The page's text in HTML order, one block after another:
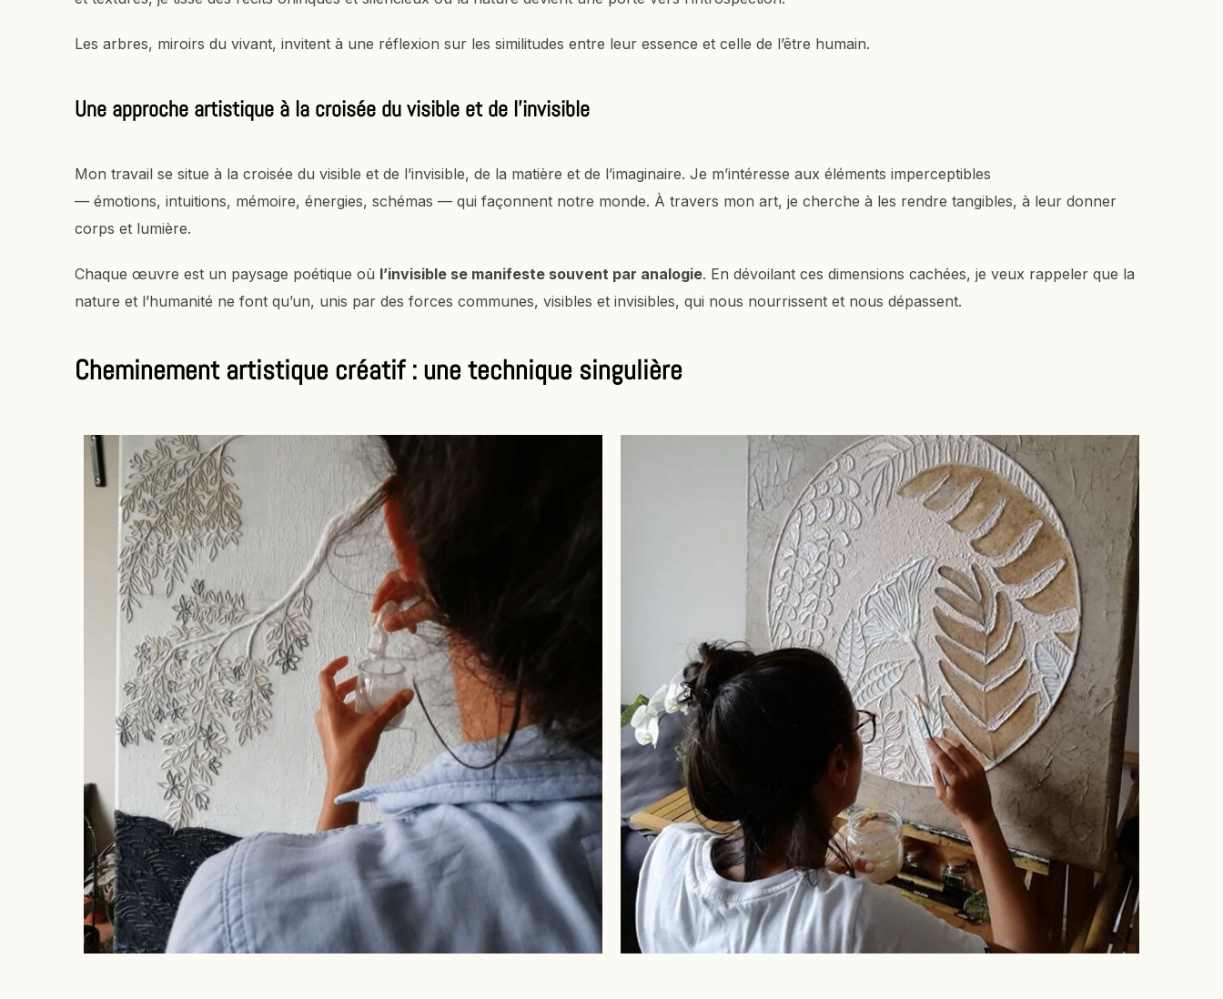
Les arbres, miroirs du vivant, invitent à une réflexion sur les similitudes entre leur essence et celle de l’être humain.
Une approche artistique à la croisée du visible et de l'invisible
Mon travail se situe à la croisée du visible et de l’invisible, de la matière et de l’imaginaire. Je m’intéresse aux éléments imperceptibles
— émotions, intuitions, mémoire, énergies, schémas — qui façonnent notre monde. À travers mon art, je cherche à les rendre tangibles, à leur donner
corps et lumière.
Chaque œuvre est un paysage poétique où l’invisible se manifeste souvent par analogie. En dévoilant ces dimensions cachées, je veux rappeler que la
nature et l’humanité ne font qu’un, unis par des forces communes, visibles et invisibles, qui nous nourrissent et nous dépassent.
Cheminement artistique créatif : une technique singulière